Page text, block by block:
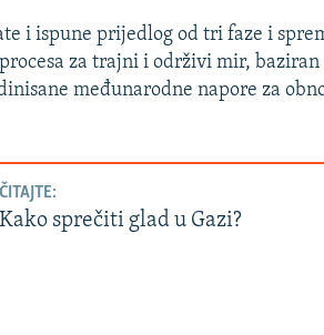
i ispune prijedlog od tri faze i
za trajni i održivi mir, baziran
međunarodne napore za
ČITAJTE:
Kako sprečiti glad u Gazi?